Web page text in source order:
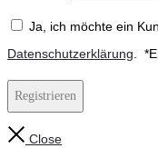
Ja, ich möchte ein
Datenschutzerklärung. *
Registrieren
Close